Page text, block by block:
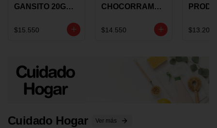
GANSITO 20G
MERMELADA
$15.550
CHOCORRAMO
X 20 GRS
$14.550
X 15
$13.200
Cuidado Hogar Ver más